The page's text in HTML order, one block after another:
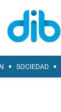
SOCIEDAD